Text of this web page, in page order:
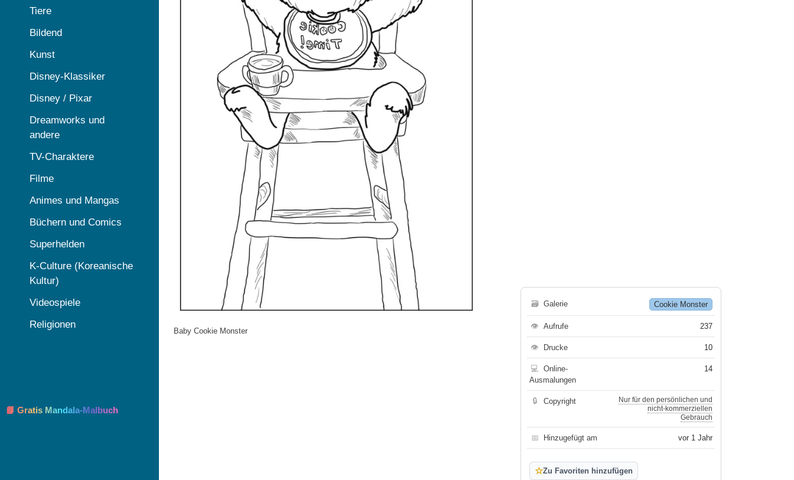
Baby Cookie Monster
🗃 Galerie Cookie Monster
👁 Aufrufe 237
👁 Drucke 10
💻
Online-
Ausmalungen
14
🔒 Copyright
Nur für den persönlichen und
nicht-kommerziellen
Gebrauch
📅 Hinzugefügt am vor 1 Jahr
☆Zu Favoriten hinzufügen
Tiere
Bildend
Kunst
Disney-Klassiker
Disney / Pixar
Dreamworks und
andere
TV-Charaktere
Filme
Animes und Mangas
Büchern und Comics
Superhelden
K-Culture (Koreanische
Kultur)
Videospiele
Religionen
📘 Gratis Mandala-Malbuch